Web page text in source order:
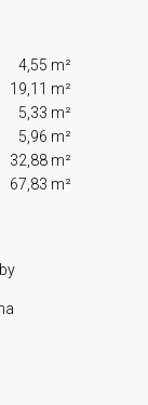
4,55 m²
19,11 m²
5,33 m²
5,96 m²
32,88 m²
67,83 m²